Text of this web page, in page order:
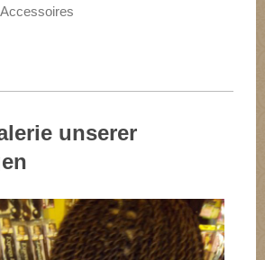
unserer